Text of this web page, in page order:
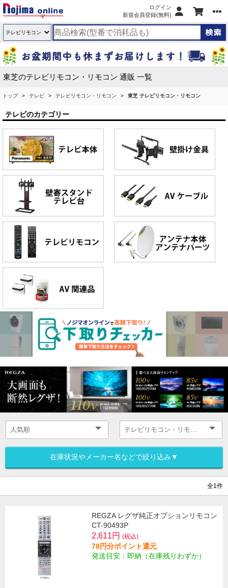
ログイン
新規会員登録(無料)
東芝のテレビリモコン・リモコン 通販 一覧
トップ テレビ テレビリモコン・リモコン 東芝 テレビリモコン・リモコン
テレビのカテゴリー
在庫状況やメーカー名などで絞り込み▼
全1件
REGZA レグザ純正オプションリモコン
CT-90493P
2,611円 (税込)
78円分ポイント還元
発送目安：即納（在庫残りわずか）